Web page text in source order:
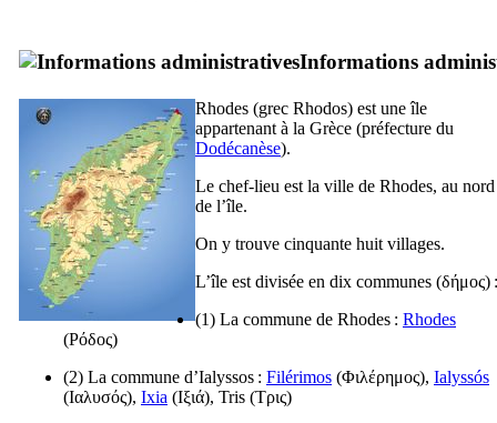
Informations
Rhodes (grec Rhodos) est une île
appartenant à la Grèce (préfecture du
Dodécanèse).
Le chef-lieu est la ville de Rhodes, au nord
de l’île.
On y trouve cinquante huit villages.
L’île est divisée en dix communes (δήμος) :
(1) La commune de Rhodes : Rhodes
(Ρόδος)
(2) La commune d’Ialyssos : Filérimos (Φιλέρημος), Ialyssós
(Ιαλυσός), Ixia (Ιξιά), Tris (Τρις)